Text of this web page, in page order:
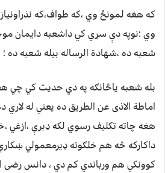
که هغه لمونځ وي ،که طواف،که
وي ؛نوپه دې سړي کي داشعبه دايمان
شعبه ده ،شهادة الرساله بيله شعبه ده ؛
بله شعبه ياڅانګه په دي حديث کي چي
اماطة الاذی عن الطريق ده يعني له
هغه چاته تکليف رسوي لکه ډبرې ،ازغي
داکارکه څه هم خلګوته ډيرمعمولي
کوونکي هم ورباندي کم دي ، دانس رضی